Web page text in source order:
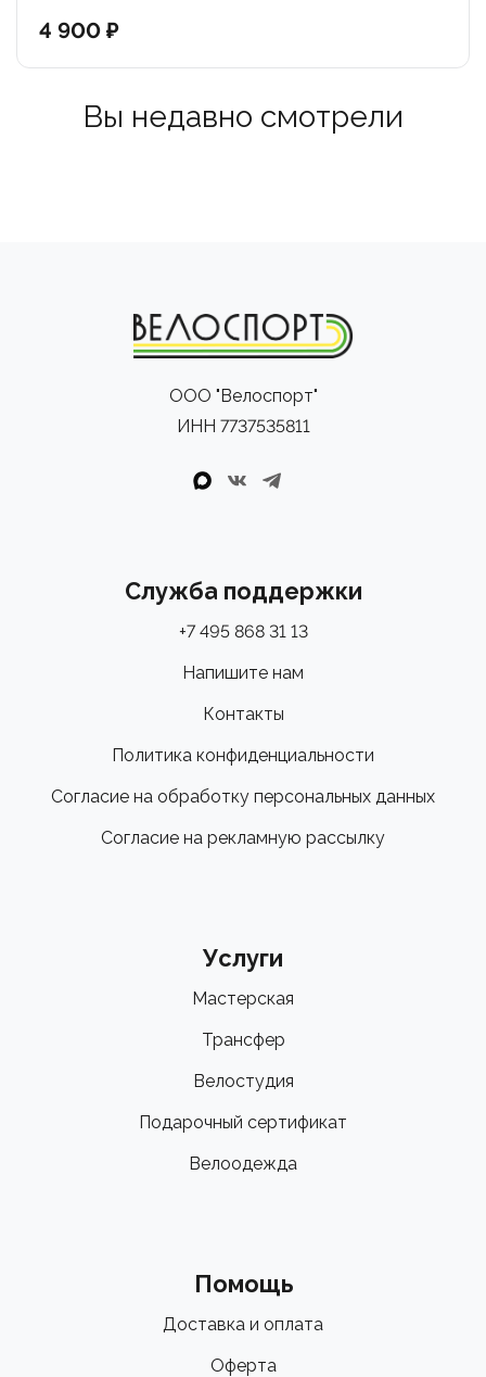
4 900 ₽
Вы недавно смотрели
ООО "Велоспорт"
ИНН 7737535811
Служба поддержки
+7 495 868 31 13
Напишите нам
Контакты
Политика конфиденциальности
Согласие на обработку персональных данных
Согласие на рекламную рассылку
Услуги
Мастерская
Трансфер
Велостудия
Подарочный сертификат
Велоодежда
Помощь
Доставка и оплата
Оферта